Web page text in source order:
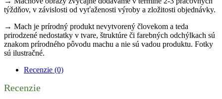
týždňov, v závislosti od vyťaženosti výroby a zložitosti objednávky.
→ Mach je prírodný produkt nevytvorený človekom a teda
prirodzené nedostatky v tvare, štruktúre či farebných odchýlkach sú
znakom prírodného pôvodu machu a nie sú vadou produktu. Fotky
sú ilustračné.
Recenzie (0)
Recenzie